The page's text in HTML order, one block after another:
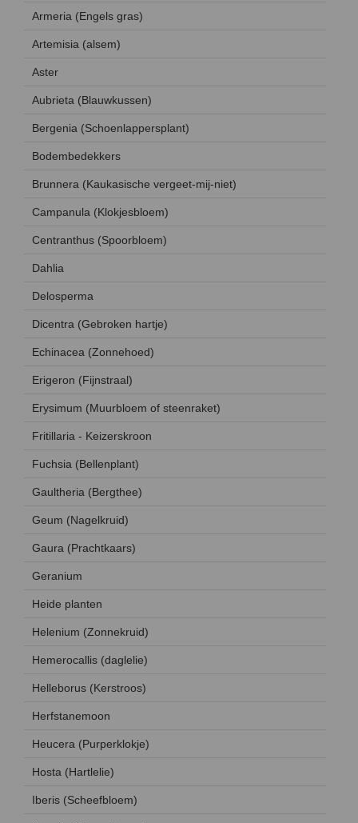
Armeria (Engels gras)
Artemisia (alsem)
Aster
Aubrieta (Blauwkussen)
Bergenia (Schoenlappersplant)
Bodembedekkers
Brunnera (Kaukasische vergeet-mij-niet)
Campanula (Klokjesbloem)
Centranthus (Spoorbloem)
Dahlia
Delosperma
Dicentra (Gebroken hartje)
Echinacea (Zonnehoed)
Erigeron (Fijnstraal)
Erysimum (Muurbloem of steenraket)
Fritillaria - Keizerskroon
Fuchsia (Bellenplant)
Gaultheria (Bergthee)
Geum (Nagelkruid)
Gaura (Prachtkaars)
Geranium
Heide planten
Helenium (Zonnekruid)
Hemerocallis (daglelie)
Helleborus (Kerstroos)
Herfstanemoon
Heucera (Purperklokje)
Hosta (Hartlelie)
Iberis (Scheefbloem)